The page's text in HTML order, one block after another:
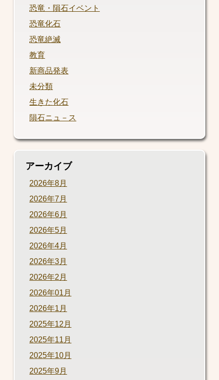
恐竜・隕石イベント
恐竜化石
恐竜絶滅
教育
新商品発表
未分類
生きた化石
隕石ニュ－ス
アーカイブ
2026年8月
2026年7月
2026年6月
2026年5月
2026年4月
2026年3月
2026年2月
2026年01月
2026年1月
2025年12月
2025年11月
2025年10月
2025年9月